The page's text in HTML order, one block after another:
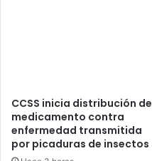
CCSS inicia distribución de
medicamento contra
enfermedad transmitida
por picaduras de insectos